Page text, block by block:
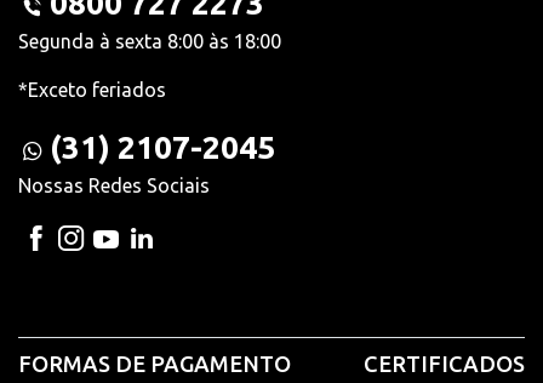
Segunda à sexta 8:00 às 18:00
*Exceto feriados
(31) 2107-2045
Nossas Redes Sociais
FORMAS DE PAGAMENTO CERTIFICADOS